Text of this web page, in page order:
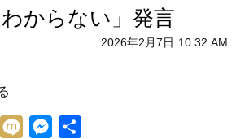
わからない」発言
2026年2月7日 10:32 AM
H
M